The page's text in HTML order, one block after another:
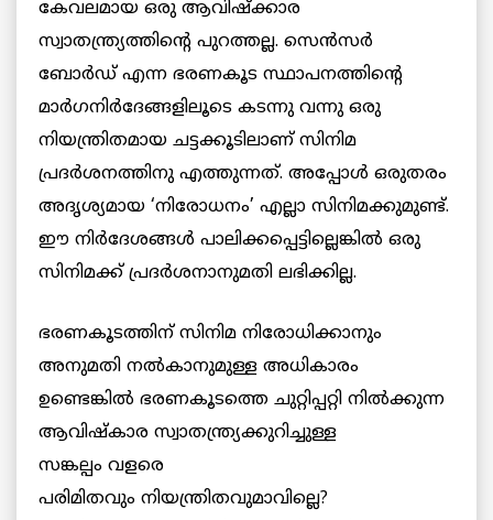
കേവലമായ ഒരു ആവിഷ്ക്കാര
സ്വാതന്ത്ര്യത്തിന്റെ പുറത്തല്ല. സെന്‍സര്‍
ബോര്‍ഡ് എന്ന ഭരണകൂട സ്ഥാപനത്തിന്റെ
മാര്‍ഗനിര്‍ദേങ്ങളിലൂടെ കടന്നു വന്നു ഒരു
നിയന്ത്രിതമായ ചട്ടക്കൂടിലാണ് സിനിമ
പ്രദര്‍ശനത്തിനു എത്തുന്നത്‌. അപ്പോള്‍ ഒരുതരം
അദൃശ്യമായ ‘നിരോധനം’ എല്ലാ സിനിമക്കുമുണ്ട്.
ഈ നിര്‍ദേശങ്ങള്‍ പാലിക്കപ്പെട്ടില്ലെങ്കില്‍ ഒരു
സിനിമക്ക് പ്രദര്‍ശനാനുമതി ലഭിക്കില്ല.
ഭരണകൂടത്തിന് സിനിമ നിരോധിക്കാനും
അനുമതി നല്‍കാനുമുള്ള അധികാരം
ഉണ്ടെങ്കില്‍ ഭരണകൂടത്തെ ചുറ്റിപ്പറ്റി നില്‍ക്കുന്ന
ആവിഷ്കാര സ്വാതന്ത്ര്യക്കുറിച്ചുള്ള
സങ്കല്പം വളരെ
പരിമിതവും നിയന്ത്രിതവുമാവില്ലെ?